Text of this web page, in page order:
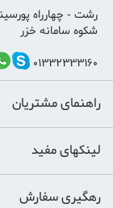
شکوه سامانه خزر
01332333160
راهنمای مشتریان
لینکهای مفید
رهگیری سفارش